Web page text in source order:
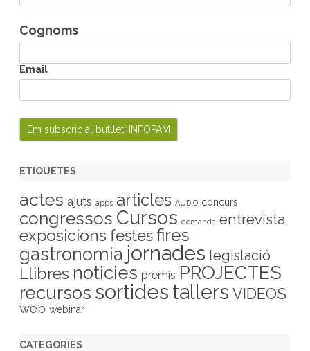
Cognoms
Email
ETIQUETES
actes ajuts apps articles AUDIO concurs
congressos Cursos demanda entrevista
exposicions festesfires
gastronomia jornades legislació
Llibres noticies premis PROJECTES
recursos sortides tallers VIDEOS
web webinar
CATEGORIES